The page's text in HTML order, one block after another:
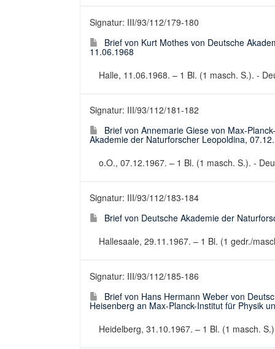
Signatur: III/93/112/179-180
Brief von Kurt Mothes von Deutsche
11.06.1968
Halle, 11.06.1968. – 1 Bl. (1 masch. S.). -
Signatur: III/93/112/181-182
Brief von Annemarie Giese von Max-
Akademie der Naturforscher Leopoldina,
o.O., 07.12.1967. – 1 Bl. (1 masch. S.). -
Signatur: III/93/112/183-184
Brief von Deutsche Akademie der
Hallesaale, 29.11.1967. – 1 Bl. (1 gedr./
Signatur: III/93/112/185-186
Brief von Hans Hermann Weber von
Heisenberg an Max-Planck-Institut für Physik
Heidelberg, 31.10.1967. – 1 Bl. (1 masch.